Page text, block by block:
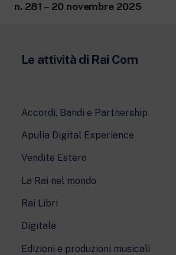
n. 281 – 20 novembre 2025
Le attività di Rai Com
Accordi, Bandi e Partnership
Apulia Digital Experience
Vendite Estero
La Rai nel mondo
Rai Libri
Digitale
Edizioni e produzioni musicali